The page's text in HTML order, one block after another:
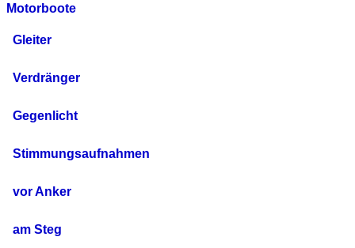
Motorboote
Gleiter
Verdränger
Gegenlicht
Stimmungsaufnahmen
vor Anker
am Steg